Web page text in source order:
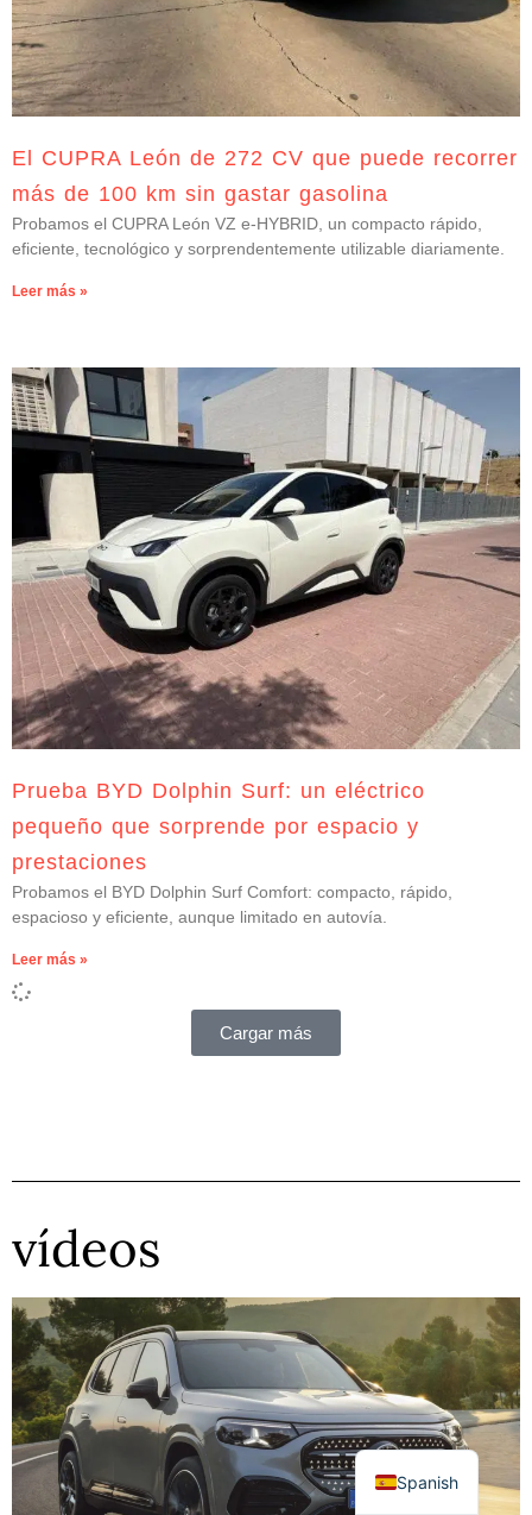
El CUPRA León de 272 CV que puede recorrer
más de 100 km sin gastar gasolina
Probamos el CUPRA León VZ e-HYBRID, un compacto rápido,
eficiente, tecnológico y sorprendentemente utilizable diariamente.
Leer más »
Prueba BYD Dolphin Surf: un eléctrico
pequeño que sorprende por espacio y
prestaciones
Probamos el BYD Dolphin Surf Comfort: compacto, rápido,
espacioso y eficiente, aunque limitado en autovía.
Leer más »
Cargar más
vídeos
Spanish